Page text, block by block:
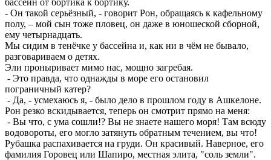
бассейн от бортика к бортику.
- Он такой серьёзный, - говорит Рон, обращаясь к кафельному
полу, – мой сын тоже пловец, он даже в юношеской сборной,
ему четырнадцать.
Мы сидим в тенёчке у бассейна и, как ни в чём не бывало,
разговариваем о детях.
Эли проныривает мимо нас, мощно загребая.
- Это правда, что однажды в море его остановил
пограничный катер?
- Да, - усмехаюсь я, - было дело в прошлом году в Ашкелоне.
Рон резко вскидывается, теперь он смотрит прямо на меня:
- Вы что, с ума сошли!? Вы не знаете нашего моря! Там всюду
водовороты, его могло затянуть обратным течением, вы что!
Рубашка распахивается на груди. Он красивый. Наверное, его
фамилия Горовец или Шапиро, местная элита, "соль земли".